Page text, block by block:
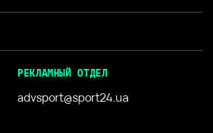
РЕКЛАМНЫЙ ОТДЕЛ
advsport@sport24.ua